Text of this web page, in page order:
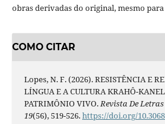
obras derivadas do original, mesmo
COMO CITAR
Lopes, N. F. (2026). RESISTÊNCIA E
LÍNGUA E A CULTURA KRAHÔ-
PATRIMÔNIO VIVO. Revista De
19(56), 519-526.https://doi.org/